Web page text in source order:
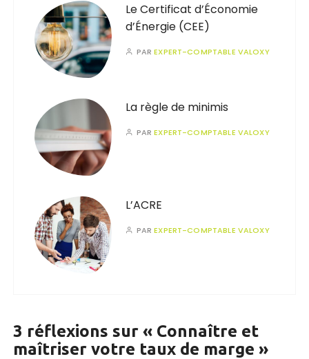
Le Certificat d’Économie
d’Énergie (CEE)
PAREXPERT-COMPTABLE VALOXY
La règle de minimis
PAREXPERT-COMPTABLE VALOXY
L’ACRE
PAREXPERT-COMPTABLE VALOXY
3 réflexions sur « Connaître et
maîtriser votre taux de marge »